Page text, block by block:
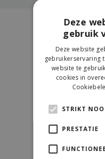
2491
Deze
gebruik
Deze website
gebruikerservaring
website te
cookies in
STRIKT
PRESTATIE